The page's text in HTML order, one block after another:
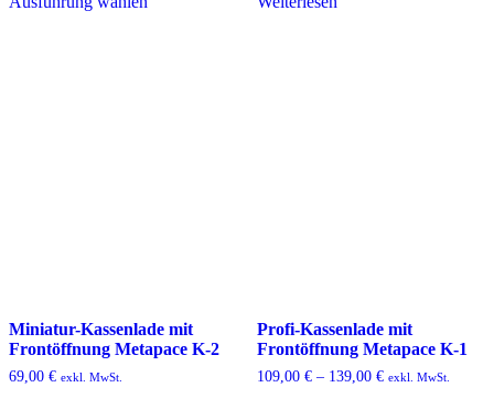
Miniatur-Kassenlade mit
Frontöffnung Metapace K-2
69,00 € exkl. MwSt.
Profi-Kassenlade mit
Frontöffnung Metapace K-1
109,00 €– 139,00 € exkl. MwSt.